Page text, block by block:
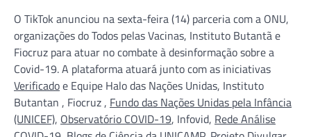
O TikTok anunciou na sexta-feira (14) parceria com a ONU,
organizações do Todos pelas Vacinas, Instituto Butantã e
Fiocruz para atuar no combate à desinformação sobre a
Covid-19. A plataforma atuará junto com as iniciativas
Verificadoe Equipe Halo das Nações Unidas, Instituto
Butantan , Fiocruz , Fundo das Nações Unidas pela Infância
(UNICEF), Observatório COVID-19, Infovid, Rede Análise